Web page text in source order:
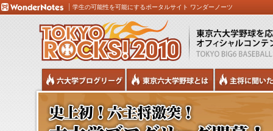
学生の可能性を可能にするポータルサイト ワンダーノーツ